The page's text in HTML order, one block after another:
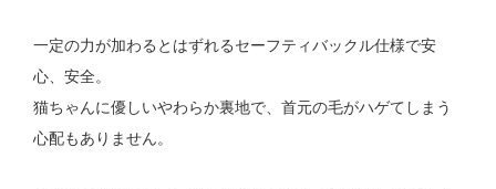
一定の力が加わるとはずれるセーフティバックル仕様で安
心、安全。
猫ちゃんに優しいやわらか裏地で、首元の毛がハゲてしまう
心配もありません。